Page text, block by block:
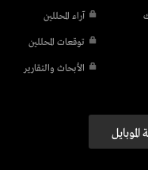
آراء المحللين
توقعات المحللين
الأبحاث والتقارير